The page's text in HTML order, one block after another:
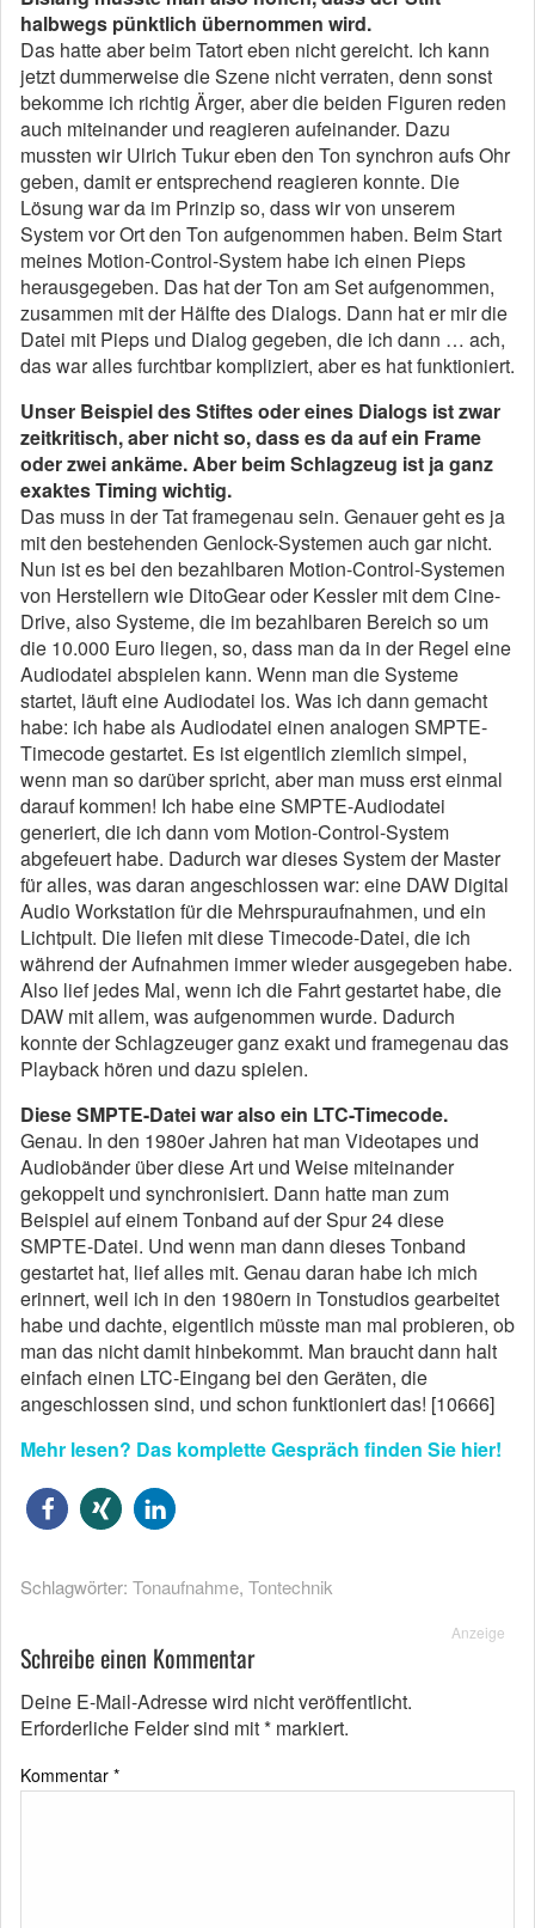
halbwegs pünktlich übernommen wird.
Das hatte aber beim Tatort eben nicht gereicht. Ich kann
jetzt dummerweise die Szene nicht verraten, denn sonst
bekomme ich richtig Ärger, aber die beiden Figuren reden
auch miteinander und reagieren aufeinander. Dazu
mussten wir Ulrich Tukur eben den Ton synchron aufs Ohr
geben, damit er entsprechend reagieren konnte. Die
Lösung war da im Prinzip so, dass wir von unserem
System vor Ort den Ton aufgenommen haben. Beim Start
meines Motion-Control-System habe ich einen Pieps
herausgegeben. Das hat der Ton am Set aufgenommen,
zusammen mit der Hälfte des Dialogs. Dann hat er mir die
Datei mit Pieps und Dialog gegeben, die ich dann … ach,
das war alles furchtbar kompliziert, aber es hat funktioniert.
Unser Beispiel des Stiftes oder eines Dialogs ist zwar
zeitkritisch, aber nicht so, dass es da auf ein Frame
oder zwei ankäme. Aber beim Schlagzeug ist ja ganz
exaktes Timing wichtig.
Das muss in der Tat framegenau sein. Genauer geht es ja
mit den bestehenden Genlock-Systemen auch gar nicht.
Nun ist es bei den bezahlbaren Motion-Control-Systemen
von Herstellern wie DitoGear oder Kessler mit dem Cine-
Drive, also Systeme, die im bezahlbaren Bereich so um
die 10.000 Euro liegen, so, dass man da in der Regel eine
Audiodatei abspielen kann. Wenn man die Systeme
startet, läuft eine Audiodatei los. Was ich dann gemacht
habe: ich habe als Audiodatei einen analogen SMPTE-
Timecode gestartet. Es ist eigentlich ziemlich simpel,
wenn man so darüber spricht, aber man muss erst einmal
darauf kommen! Ich habe eine SMPTE-Audiodatei
generiert, die ich dann vom Motion-Control-System
abgefeuert habe. Dadurch war dieses System der Master
für alles, was daran angeschlossen war: eine DAW Digital
Audio Workstation für die Mehrspuraufnahmen, und ein
Lichtpult. Die liefen mit diese Timecode-Datei, die ich
während der Aufnahmen immer wieder ausgegeben habe.
Also lief jedes Mal, wenn ich die Fahrt gestartet habe, die
DAW mit allem, was aufgenommen wurde. Dadurch
konnte der Schlagzeuger ganz exakt und framegenau das
Playback hören und dazu spielen.
Diese SMPTE-Datei war also ein LTC-Timecode.
Genau. In den 1980er Jahren hat man Videotapes und
Audiobänder über diese Art und Weise miteinander
gekoppelt und synchronisiert. Dann hatte man zum
Beispiel auf einem Tonband auf der Spur 24 diese
SMPTE-Datei. Und wenn man dann dieses Tonband
gestartet hat, lief alles mit. Genau daran habe ich mich
erinnert, weil ich in den 1980ern in Tonstudios gearbeitet
habe und dachte, eigentlich müsste man mal probieren, ob
man das nicht damit hinbekommt. Man braucht dann halt
einfach einen LTC-Eingang bei den Geräten, die
angeschlossen sind, und schon funktioniert das! [10666]
Mehr lesen? Das komplette Gespräch finden Sie hier!
Schlagwörter: Tonaufnahme, Tontechnik
Anzeige
Schreibe einen Kommentar
Deine E-Mail-Adresse wird nicht veröffentlicht.
Erforderliche Felder sind mit* markiert.
Kommentar *